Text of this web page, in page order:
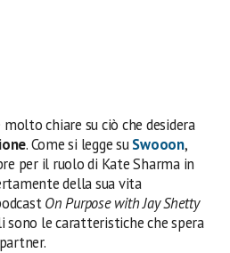
chiare su ciò che desidera
. Come si legge suSwooon,
per il ruolo di Kate Sharma in
della sua vita
On Purpose with Jay Shetty
sono le caratteristiche che spera